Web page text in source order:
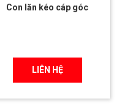
Con lăn kéo cáp góc
LIÊN HỆ